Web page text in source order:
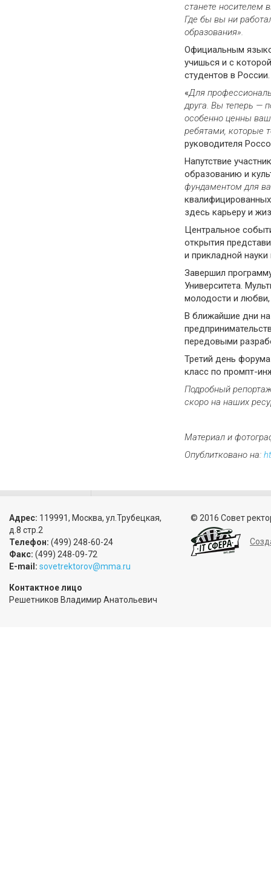
станете носителем
Где бы вы ни
образования».
Официальным
учишься и с
студентов в
«Для
друга. Вы теперь —
особенно ценны ваш
ребятами, которые
руководителя
Напутствие
образованию и
фундаментом для
квалифицированных
здесь карьеру и
Центральное
открытия
и прикладной науки
Завершил
Университета.
молодости и
В ближайшие дни на
передовыми
Третий день
класс по промпт-
Подробный
скоро на наших
Материал и
Опублитковано на:
Адрес: 119991, Москва, ул.Трубецкая,
д.8 стр.2
Телефон: (499) 248-60-24
Факс: (499) 248-09-72
E-mail: sovetrektorov@mma.ru
Контактное лицо
Решетников Владимир Анатольевич
© 2016 Совет